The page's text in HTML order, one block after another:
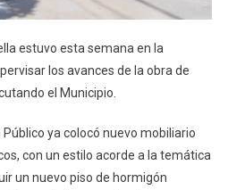
estuvo esta semana en la
los avances de la obra de
el Municipio.
ya colocó nuevo mobiliario
con un estilo acorde a la temática
un nuevo piso de hormigón